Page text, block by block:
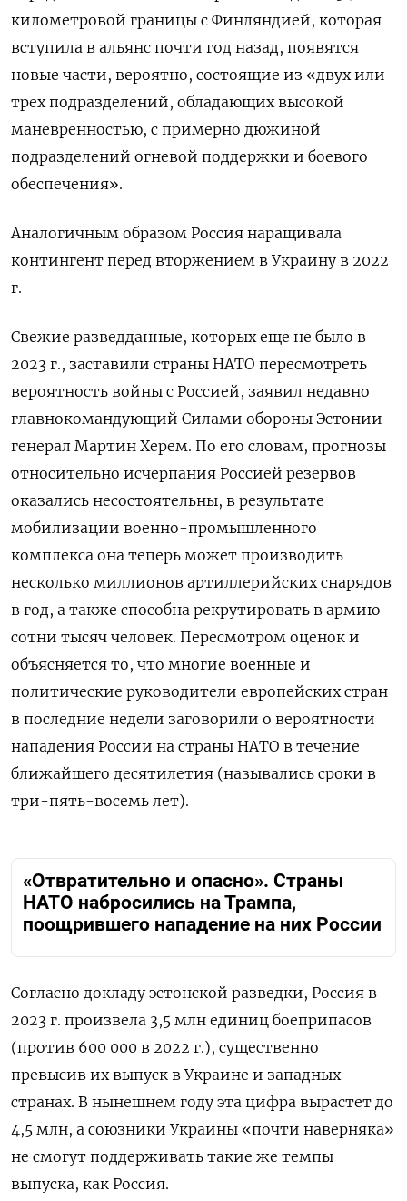
километровой границы с Финляндией, которая
вступила в альянс почти год назад, появятся
новые части, вероятно, состоящие из «двух или
трех подразделений, обладающих высокой
маневренностью, с примерно дюжиной
подразделений огневой поддержки и боевого
обеспечения».
Аналогичным образом Россия наращивала
контингент перед вторжением в Украину в 2022
г.
Свежие разведданные, которых еще не было в
2023 г., заставили страны НАТО пересмотреть
вероятность войны с Россией, заявил недавно
главнокомандующий Силами обороны Эстонии
генерал Мартин Херем. По его словам, прогнозы
относительно исчерпания Россией резервов
оказались несостоятельны, в результате
мобилизации военно-промышленного
комплекса она теперь может производить
несколько миллионов артиллерийских снарядов
в год, а также способна рекрутировать в армию
сотни тысяч человек. Пересмотром оценок и
объясняется то, что многие военные и
политические руководители европейских стран
в последние недели заговорили о вероятности
нападения России на страны НАТО в течение
ближайшего десятилетия (назывались сроки в
три-пять-восемь лет).
«Отвратительно и опасно». Страны
НАТО набросились на Трампа,
поощрившего нападение на них России
Согласно докладу эстонской разведки, Россия в
2023 г. произвела 3,5 млн единиц боеприпасов
(против 600 000 в 2022 г.), существенно
превысив их выпуск в Украине и западных
странах. В нынешнем году эта цифра вырастет до
4,5 млн, а союзники Украины «почти наверняка»
не смогут поддерживать такие же темпы
выпуска, как Россия.